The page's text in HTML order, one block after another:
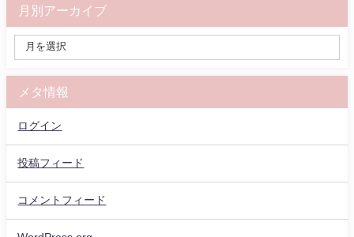
月別アーカイブ
メタ情報
ログイン
投稿フィード
コメントフィード